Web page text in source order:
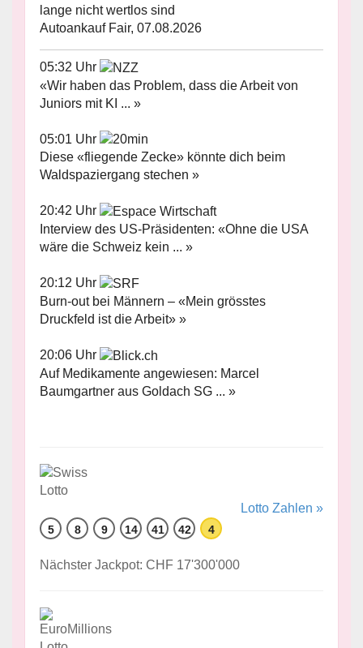
lange nicht wertlos sind
Autoankauf Fair, 07.08.2026
05:32 Uhr
«Wir haben das Problem, dass die Arbeit von
Juniors mit KI ... »
05:01 Uhr
Diese «fliegende Zecke» könnte dich beim
Waldspaziergang stechen »
20:42 Uhr
Interview des US-Präsidenten: «Ohne die USA
wäre die Schweiz kein ... »
20:12 Uhr
Burn-out bei Männern – «Mein grösstes
Druckfeld ist die Arbeit» »
20:06 Uhr
Auf Medikamente angewiesen: Marcel
Baumgartner aus Goldach SG ... »
Lotto Zahlen »
5 8 9 14 41 42 4
Nächster Jackpot: CHF 17'300'000